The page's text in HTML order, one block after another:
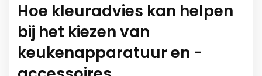
Hoe kleuradvies kan helpen
bij het kiezen van
keukenapparatuur en -